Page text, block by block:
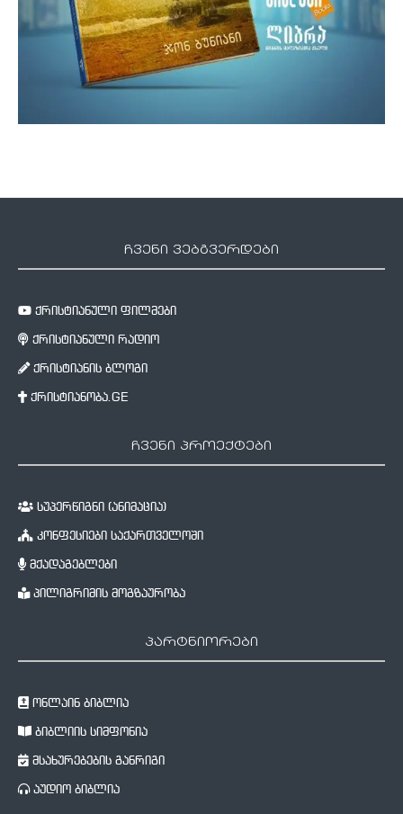
ჩვენი ვებგვერდები
ქრისტიანული ფილმები
ქრისტიანული რადიო
ქრისტიანის ბლოგი
ქრისტიანობა.GE
ჩვენი პროექტები
სუპერწიგნი (ანიმაცია)
კონფესიები საქართველოში
მქადაგებლები
პილიგრიმის მოგზაურობა
პარტნიორები
ონლაინ ბიბლია
ბიბლიის სიმფონია
მსახურებების განრიგი
აუდიო ბიბლია